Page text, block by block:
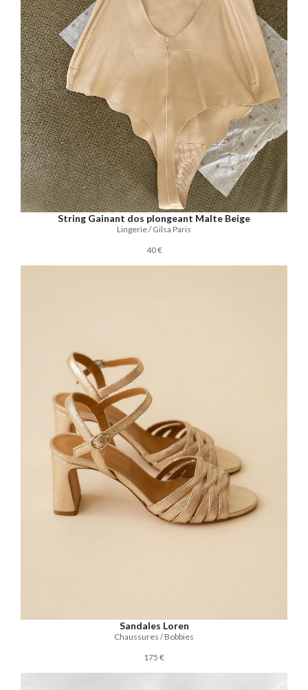
String Gainant dos plongeant Malte Beige
Lingerie / Gilsa Paris
40 €
Sandales Loren
Chaussures / Bobbies
175 €